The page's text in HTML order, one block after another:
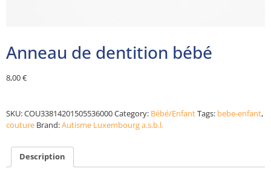
Anneau de dentition bébé
8,00€
SKU:COU33814201505536000Category: Bébé/EnfantTags: bebe-enfant,
couture Brand:Autisme Luxembourg a.s.b.l.
Description